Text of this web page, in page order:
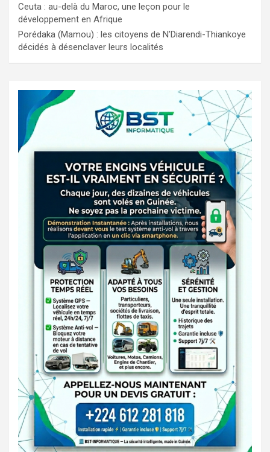
Ceuta : au-delà du Maroc, une leçon pour le
développement en Afrique
Porédaka (Mamou) : les citoyens de N’Diarendi-Thiankoye
décidés à désenclaver leurs localités